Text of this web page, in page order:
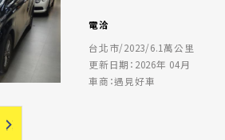
電洽
台北市/2023/6.1萬公里
更新日期：2026年 04月
車商：遇見好車